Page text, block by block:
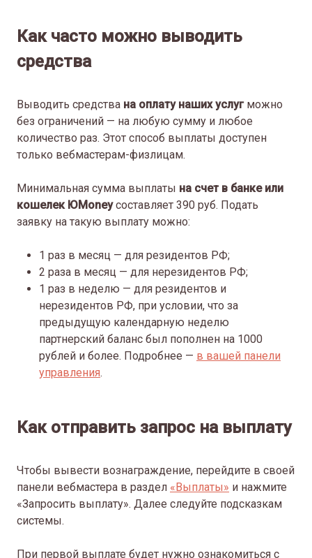
Как часто можно выводить
средства
Выводить средства на оплату наших услугможно
без ограничений — на любую сумму и любое
количество раз. Этот способ выплаты доступен
только вебмастерам-физлицам.
Минимальная сумма выплаты на счет в банке или
кошелек ЮMoneyсоставляет 390 руб. Подать
заявку на такую выплату можно:
1 раз в месяц — для резидентов РФ;
2 раза в месяц — для нерезидентов РФ;
1 раз в неделю — для резидентов и
нерезидентов РФ, при условии, что за
предыдущую календарную неделю
партнерский баланс был пополнен на 1000
рублей и более. Подробнее — в вашей панели
управления.
Как отправить запрос на выплату
Чтобы вывести вознаграждение, перейдите в своей
панели вебмастера в раздел «Выплаты» и нажмите
«Запросить выплату». Далее следуйте подсказкам
системы.
При первой выплате будет нужно ознакомиться с